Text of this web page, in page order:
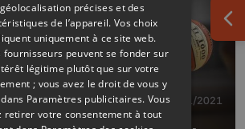
04/01/2021
précises et des
de l’appareil. Vos choix
uniquement à ce site web.
fournisseurs peuvent se fonder sur
légitime plutôt que sur votre
; vous avez le droit de vous y
Paramètres publicitaires. Vous
retirer votre consentement à tout